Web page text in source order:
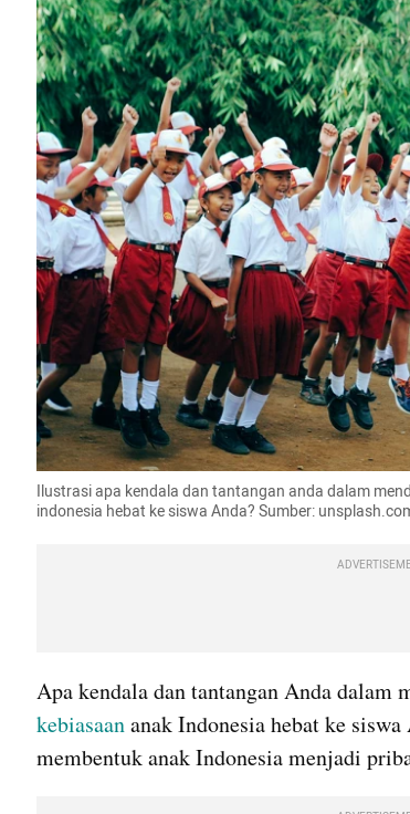
Ilustrasi apa kendala dan tantangan anda dalam
indonesia hebat ke siswa Anda? Sumber:
kebiasaan anak Indonesia hebat ke
membentuk anak Indonesia menjadi